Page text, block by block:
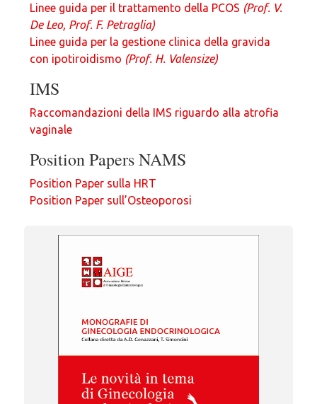
Linee guida per il trattamento della PCOS (Prof. V.
De Leo, Prof. F. Petraglia)
Linee guida per la gestione clinica della gravida
con ipotiroidismo (Prof. H. Valensize)
IMS
Raccomandazioni della IMS riguardo alla atrofia
vaginale
Position Papers NAMS
Position Paper sulla HRT
Position Paper sull’Osteoporosi